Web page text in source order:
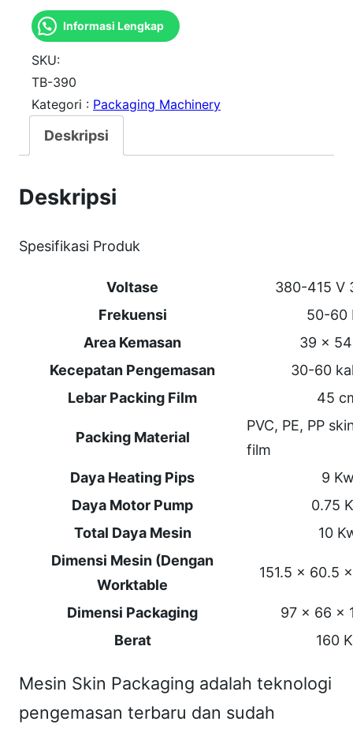
a
n
t
i
t
B
3
h
,
Informasi Lengkap
SKU:
TB-390
Kategori : Packaging Machinery
Deskripsi
Deskripsi
Spesifikasi Produk
Voltase
380-415 V
Frekuensi
50-60
Area Kemasan
39 x
Kecepatan Pengemasan
30-60
Lebar Packing Film
45
Packing Material
PVC, PE, PP
film
Daya Heating Pips
9
Daya Motor Pump
0.75
Total Daya Mesin
10
Dimensi Mesin (Dengan
Worktable
151.5 x 60.5
Dimensi Packaging
97 x 66 x
Berat
160
Mesin Skin Packaging adalah teknologi
pengemasan terbaru dan sudah